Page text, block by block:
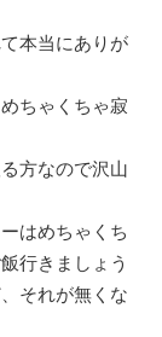
本当にありが
ちゃくちゃ寂
方なので沢山
はめちゃくち
行きましょう
それが無くな